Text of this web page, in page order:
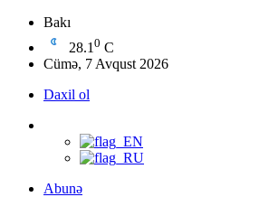
Bakı
28.1 0 C
Cümə, 7 Avqust 2026
Daxil ol
Abunə